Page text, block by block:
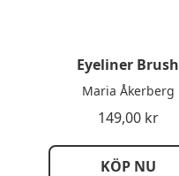
Eyeliner Brush
Maria Åkerberg
149,00 kr
KÖP NU